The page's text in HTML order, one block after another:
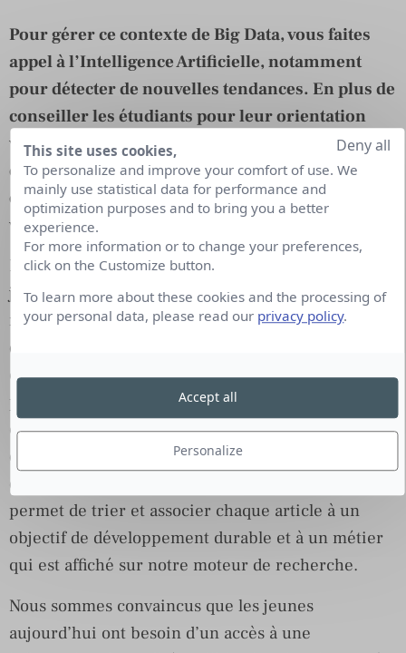
Pour gérer ce contexte de Big Data, vous faites
appel à l’Intelligence Artificielle, notamment
pour détecter de nouvelles tendances. En plus de
conseiller les étudiants pour leur orientation
vous faites donc une veille sur les métiers
d’avenir. Quels outils vous permettent cela ? Par
quels moyens réussissez-vous à avoir cette
vision futuriste ?
Pixis a un positionnement très précis : aider les
jeunes à trouver leur voie et les sensibiliser aux
métiers en lien avec les 17 Objectifs de
développement durable des Nations Unies. Dans ce
cadre, en suivant une ligne éditoriale qui nous est
propre, nous recueillons et classifions des
centaines d’articles et contenus provenant de plus
de 200 sites et médias en ligne. Nous avons
développé une technologie interne qui nous
permet de trier et associer chaque article à un
objectif de développement durable et à un métier
qui est affiché sur notre moteur de recherche.
Nous sommes convaincus que les jeunes
aujourd’hui ont besoin d’un accès à une
This site uses cookies,
To personalize and improve your comfort of use. We
mainly use statistical data for performance and
optimization purposes and to bring you a better
experience.
For more information or to change your preferences,
click on the Customize button.
To learn more about these cookies and the processing of
your personal data, please read our privacy policy.
Personalize
Deny all
Accept all